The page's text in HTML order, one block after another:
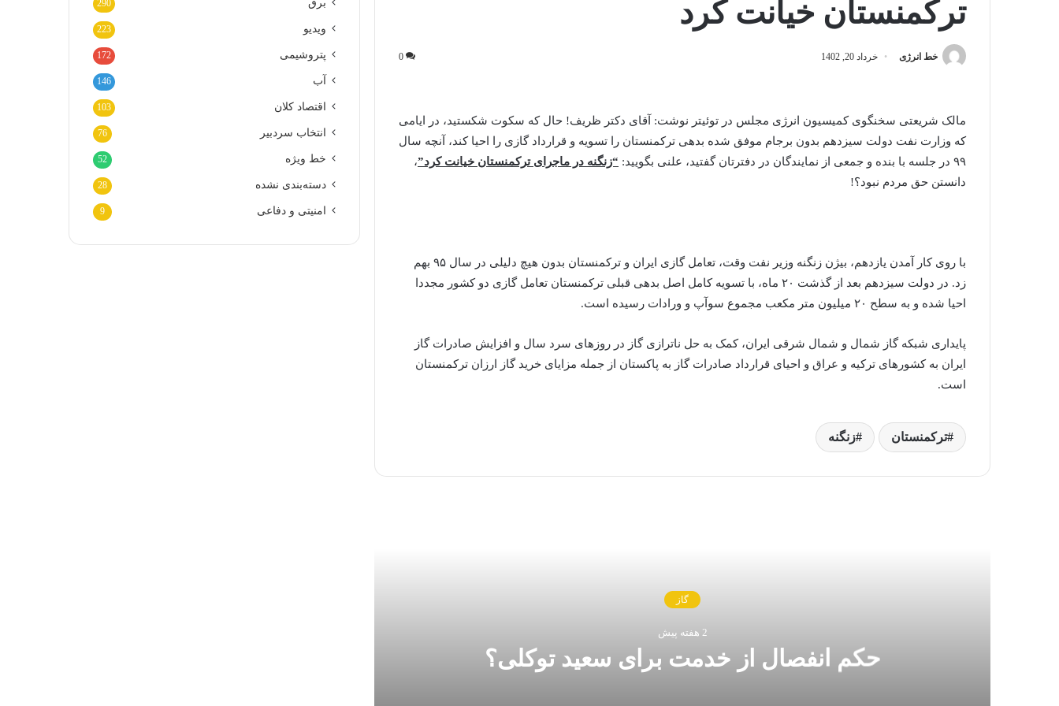
ترکمنستان خیانت کرد
خط انرژی خرداد 20, 1402 0
مالک شریعتی سخنگوی کمیسیون انرژی مجلس در توئیتر نوشت: آقای دکتر ظریف! حال که سکوت شکستید، در ایامی
که وزارت نفت دولت سیزدهم بدون برجام موفق شده بدهی ترکمنستان را تسویه و قرارداد گازی را احیا کند، آنچه سال
۹۹ در جلسه با بنده و جمعی از نمایندگان در دفترتان گفتید، علنی بگویید:
“زنگنه در ماجرای ترکمنستان ‎خیانت کرد”
،
دانستن حق مردم نبود؟!
با روی کار آمدن یازدهم، بیژن زنگنه وزیر نفت وقت، تعامل گازی ایران و ترکمنستان بدون هیچ دلیلی در سال ۹۵ بهم
زد. در دولت سیزدهم بعد از گذشت ۲۰ ماه، با تسویه کامل اصل بدهی قبلی ترکمنستان تعامل گازی دو کشور مجددا
احیا شده و به سطح ۲۰ میلیون متر مکعب مجموع سوآپ و ورادات رسیده است.
پایداری شبکه گاز شمال و شمال شرقی ایران، کمک به حل ناترازی گاز در روزهای سرد سال و افزایش صادرات گاز
ایران به کشورهای ترکیه و عراق و احیای قرارداد صادرات گاز به پاکستان از جمله مزایای خرید گاز ارزان ترکمنستان
است.
ترکمنستان زنگنه
گاز
2 هفته پیش
حکم انفصال از خدمت برای سعید توکلی؟
برق 290
ویدیو 223
پتروشیمی 172
آب 146
اقتصاد کلان 103
انتخاب سردبیر 76
خط ویژه 52
دسته‌بندی نشده 28
امنیتی و دفاعی 9